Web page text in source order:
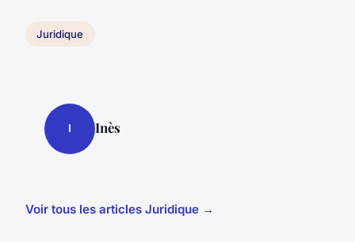
Juridique
I Inès
Voir tous les articles Juridique →